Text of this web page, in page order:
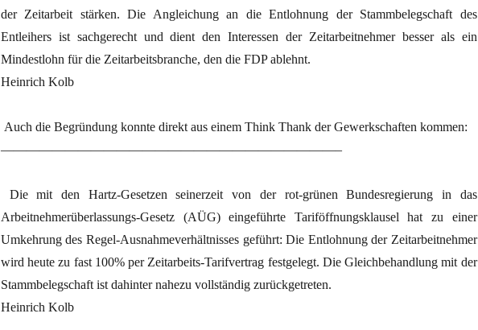
der Zeitarbeit stärken. Die Angleichung an die Entlohnung der Stammbelegschaft des
Entleihers ist sachgerecht und dient den Interessen der Zeitarbeitnehmer besser als ein
Mindestlohn für die Zeitarbeitsbranche, den die FDP ablehnt.
Heinrich Kolb
Auch die Begründung konnte direkt aus einem Think Thank der Gewerkschaften kommen:
——————————————————————————–
Die mit den Hartz-Gesetzen seinerzeit von der rot-grünen Bundesregierung in das
Arbeitnehmerüberlassungs-Gesetz (AÜG) eingeführte Tariföffnungsklausel hat zu einer
Umkehrung des Regel-Ausnahmeverhältnisses geführt: Die Entlohnung der Zeitarbeitnehmer
wird heute zu fast 100% per Zeitarbeits-Tarifvertrag festgelegt. Die Gleichbehandlung mit der
Stammbelegschaft ist dahinter nahezu vollständig zurückgetreten.
Heinrich Kolb